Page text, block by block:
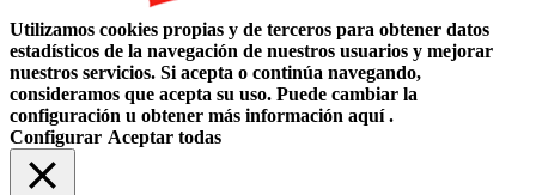
Utilizamos cookies propias y de terceros para obtener datos
estadísticos de la navegación de nuestros usuarios y mejorar
nuestros servicios. Si acepta o continúa navegando,
consideramos que acepta su uso. Puede cambiar la
configuración u obtener más información aquí .
Configurar Aceptar todas